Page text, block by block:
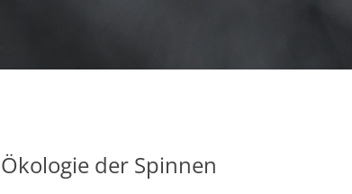
Ökologie der Spinnen